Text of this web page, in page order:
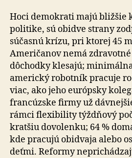
Hoci demokrati majú bližšie
politike, sú obidve strany
súčasnú krízu, pri ktorej 45
Američanov nemá
dôchodky klesajú;
americký robotník pracuje
viac, ako jeho európsky
francúzske firmy už
rámci flexibility týždňový
kratšiu dovolenku; 64 %
kde pracujú obidvaja alebo
deťmi. Reformy